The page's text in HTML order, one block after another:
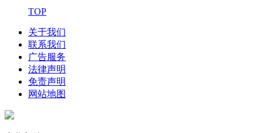
TOP
关于我们
联系我们
广告服务
法律声明
免责声明
网站地图